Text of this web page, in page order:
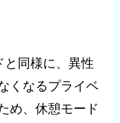
と同様に、異性
くなるプライベ
め、休憩モード